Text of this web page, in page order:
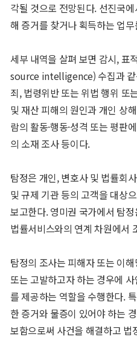
각될 것으로 전망된다. 선진국
해 증거를 찾거나 획득하는 업
세부 내역을 살펴 보면 감시, 표
source intelligence) 수집과 같
죄, 법령위반 또는 위법 행위 또
및 재산 피해의 원인과 개인 상
람의 활동·행동·성격 또는 평판
의 소재 조사 등이다.
탐정은 개인, 변호사 및 법률회
및 규제 기관 등의 고객을 대상
보고한다. 영미권 국가에서 탐
법률서비스와의 연계 차원에서
탐정의 조사는 피해자 또는 이
또는 고발하고자 하는 경우에
를 제공하는 역할을 수행한다.
한 증거와 물증이 있어야 하는
보함으로써 사건을 해결하고